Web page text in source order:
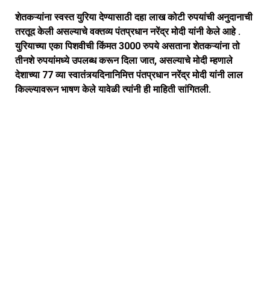
शेतकऱ्यांना स्वस्त युरिया देण्यासाठी दहा लाख कोटी रुपयांची अनुदानाची
तरतूद केली असल्याचे वक्तव्य पंतप्रधान नरेंद्र मोदी यांनी केले आहे .
युरियाच्या एका पिशवीची किंमत 3000 रुपये असताना शेतकऱ्यांना तो
तीनशे रुपयांमध्ये उपलब्ध करून दिला जात, असल्याचे मोदी म्हणाले
देशाच्या 77 व्या स्वातंत्र्यदिनानिमित्त पंतप्रधान नरेंद्र मोदी यांनी लाल
किल्ल्यावरून भाषण केले यावेळी त्यांनी ही माहिती सांगितली.